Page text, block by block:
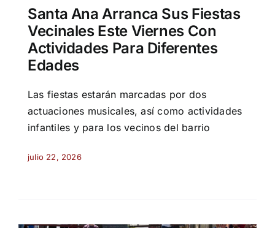
Santa Ana Arranca Sus Fiestas
Vecinales Este Viernes Con
Actividades Para Diferentes
Edades
Las fiestas estarán marcadas por dos
actuaciones musicales, así como actividades
infantiles y para los vecinos del barrio
julio 22, 2026